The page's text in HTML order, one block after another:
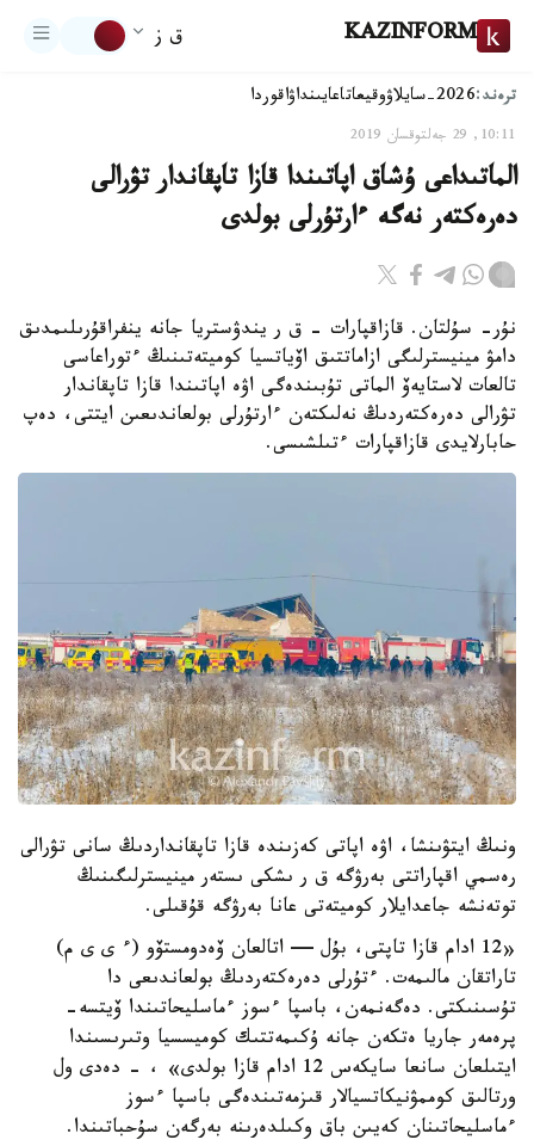
KAZINFORM ق ز
ترەند:2026-سايلاۋ وقيعاتاعايىنداۋاقوردا
10:11, 29 جەلتوقسان 2019
الماتىداعى ۇشاق اپاتىندا قازا تاپقاندار تۋرالى
دەرەكتەر نەگە ءارتۇرلى بولدى
نۇر- سۇلتان. قازاقپارات – ق ر يندۋستريا جانە ينفراقۇرىلىمدىق
دامۋ مينيسترلىگى ازاماتتىق اۆياتسيا كوميتەتىنىڭ ءتوراعاسى
تالعات لاستايەۆ الماتى تۇبىندەگى اۋە اپاتىندا قازا تاپقاندار
تۋرالى دەرەكتەردىڭ نەلىكتەن ءارتۇرلى بولعاندىعىن ايتتى، دەپ
حابارلايدى قازاقپارات ءتىلشىسى.
ونىڭ ايتۋىنشا، اۋە اپاتى كەزىندە قازا تاپقانداردىڭ سانى تۋرالى
رەسمي اقپاراتتى بەرۋگە ق ر ىشكى ىستەر مينيسترلىگىنىڭ
توتەنشە جاعدايلار كوميتەتى عانا بەرۋگە قۇقىلى.
«12 ادام قازا تاپتى، بۇل — اتالعان ۆەدومستۆو (ء ى ى م)
تاراتقان مالىمەت. ءتۇرلى دەرەكتەردىڭ بولعاندىعى دا
تۇسىنىكتى. دەگەنمەن، باسپا ءسوز ءماسليحاتىندا ۆيتسە-
پرەمەر جاريا ەتكەن جانە ۇكىمەتتىك كوميسسيا وتىرىسىندا
ايتىلعان سانعا سايكەس 12 ادام قازا بولدى» ، - دەدى ول
ورتالىق كوممۋنيكاتسيالار قىزمەتىندەگى باسپا ءسوز
ءماسليحاتىنان كەيىن باق وكىلدەرىنە بەرگەن سۇحباتىندا.